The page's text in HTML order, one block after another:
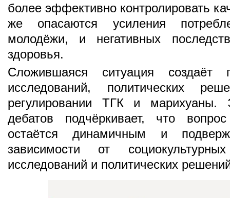
более эффективно контролировать
же опасаются усиления
молодёжи, и негативных
здоровья.
Сложившаяся ситуация
исследований, политических
регулировании ТГК и марихуаны.
дебатов подчёркивает, что
остаётся динамичным и
зависимости от
исследований и политических